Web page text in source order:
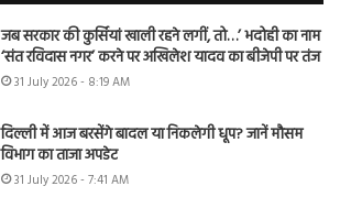
जब सरकार की कुर्सियां खाली रहने लगीं, तो…’ भदोही का नाम
‘संत रविदास नगर’ करने पर अखिलेश यादव का बीजेपी पर तंज
31 July 2026 - 8:19 AM
दिल्ली में आज बरसेंगे बादल या निकलेगी धूप? जानें मौसम
विभाग का ताजा अपडेट
31 July 2026 - 7:41 AM